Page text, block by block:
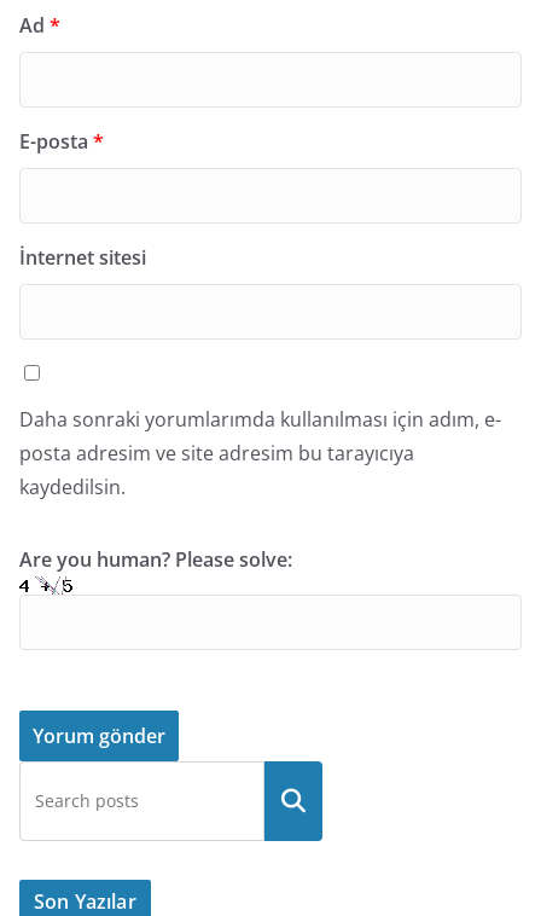
Ad *
E-posta *
İnternet sitesi
Daha sonraki yorumlarımda kullanılması için adım, e-
posta adresim ve site adresim bu tarayıcıya
kaydedilsin.
Are you human? Please solve:
Son Yazılar